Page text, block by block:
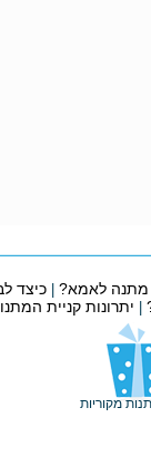
מתנה לאמא? |כיצד
יתרונות קניית
מקוריות